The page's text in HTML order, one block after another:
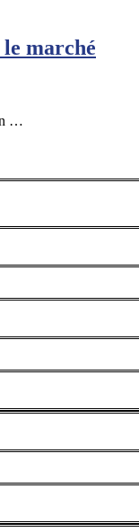
marché
…